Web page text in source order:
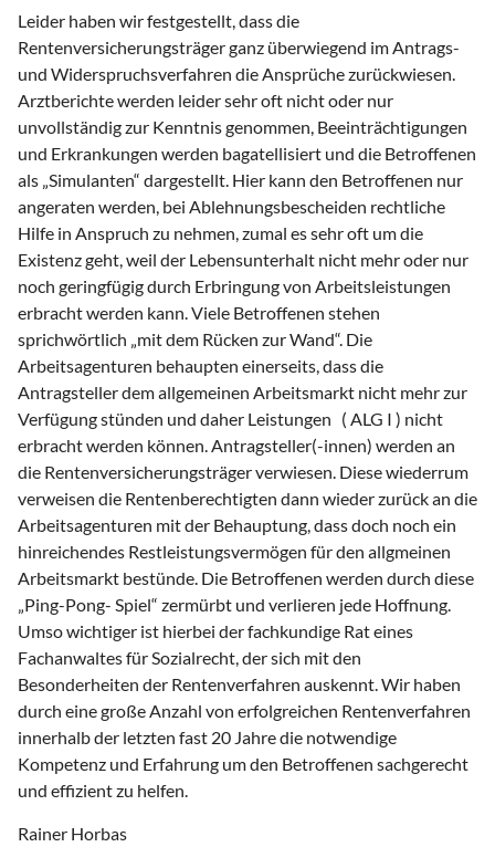
Leider haben wir festgestellt, dass die
Rentenversicherungsträger ganz überwiegend im Antrags-
und Widerspruchsverfahren die Ansprüche zurückwiesen.
Arztberichte werden leider sehr oft nicht oder nur
unvollständig zur Kenntnis genommen, Beeinträchtigungen
und Erkrankungen werden bagatellisiert und die Betroffenen
als „Simulanten“ dargestellt. Hier kann den Betroffenen nur
angeraten werden, bei Ablehnungsbescheiden rechtliche
Hilfe in Anspruch zu nehmen, zumal es sehr oft um die
Existenz geht, weil der Lebensunterhalt nicht mehr oder nur
noch geringfügig durch Erbringung von Arbeitsleistungen
erbracht werden kann. Viele Betroffenen stehen
sprichwörtlich „mit dem Rücken zur Wand“. Die
Arbeitsagenturen behaupten einerseits, dass die
Antragsteller dem allgemeinen Arbeitsmarkt nicht mehr zur
Verfügung stünden und daher Leistungen ( ALG I ) nicht
erbracht werden können. Antragsteller(-innen) werden an
die Rentenversicherungsträger verwiesen. Diese wiederrum
verweisen die Rentenberechtigten dann wieder zurück an die
Arbeitsagenturen mit der Behauptung, dass doch noch ein
hinreichendes Restleistungsvermögen für den allgmeinen
Arbeitsmarkt bestünde. Die Betroffenen werden durch diese
„Ping-Pong- Spiel“ zermürbt und verlieren jede Hoffnung.
Umso wichtiger ist hierbei der fachkundige Rat eines
Fachanwaltes für Sozialrecht, der sich mit den
Besonderheiten der Rentenverfahren auskennt. Wir haben
durch eine große Anzahl von erfolgreichen Rentenverfahren
innerhalb der letzten fast 20 Jahre die notwendige
Kompetenz und Erfahrung um den Betroffenen sachgerecht
und effizient zu helfen.
Rainer Horbas